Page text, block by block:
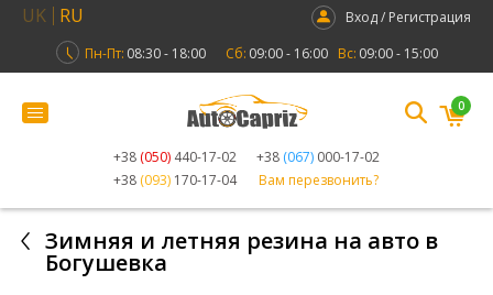
UK RU
Вход / Регистрация
Пн-Пт: 08:30 - 18:00 Сб: 09:00 - 16:00 Вс: 09:00 - 15:00
+38 (050) 440-17-02 +38 (067) 000-17-02
+38 (093) 170-17-04 Вам перезвонить?
0
Зимняя и летняя резина на авто в
Богушевка